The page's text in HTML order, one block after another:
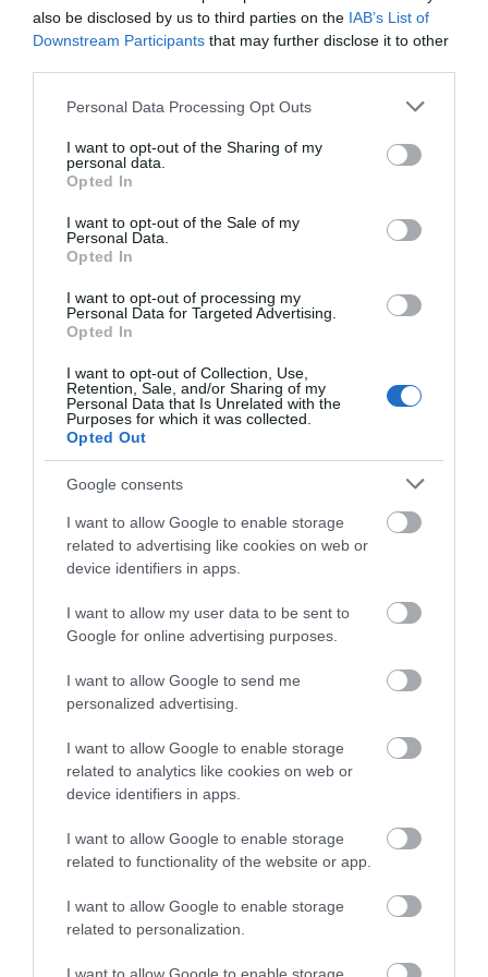
also be disclosed by us to third parties on the IAB’s List of
Downstream Participants that may further disclose it to other
Please note that this website/app uses one or more Google
not limited to your visit or usage behaviour. You may click to
grant or deny consent to Google and its third-party tags to
use your data for below specified purposes in below Google
consent section.
Personal Data Processing Opt Outs
I want to opt-out of the Sharing of my
personal data.
Opted In
I want to opt-out of the Sale of my
Personal Data.
Opted In
I want to opt-out of processing my
Personal Data for Targeted Advertising.
Opted In
I want to opt-out of Collection, Use,
Retention, Sale, and/or Sharing of my
Personal Data that Is Unrelated with the
Purposes for which it was collected.
Opted Out
Google consents
I want to allow Google to enable storage
related to advertising like cookies on web or
device identifiers in apps.
I want to allow my user data to be sent to
Google for online advertising purposes.
I want to allow Google to send me
personalized advertising.
I want to allow Google to enable storage
related to analytics like cookies on web or
device identifiers in apps.
I want to allow Google to enable storage
related to functionality of the website or app.
I want to allow Google to enable storage
related to personalization.
TAGS: ΑΝΤΑΜΩΜΑ ΕΙΔΗΣΕΙΣ ΕΥΒΟΙΑ
ΕΥΒΟΙΑ
ΚΑΠΠΑΔΟΚΕΣ
ΜΟΛΟΣ ΝΕΑ ΕΥΒΟΙΑ
ΡΟΗ ΕΙΔΗΣΕΩΝ
Ενισχύεται το ΕΚΑΒ Μαντουδίου
με δύο ακόμη μόνιμους διασώστες
– Νέο ασθενοφόρο στον τομέα
05.08.2026 | 22:00
Κοριτσάκι βρέθηκε μόνο στους
δρόμους – Χειροπέδες στον
25χρονο πατέρα του
05.08.2026 | 21:40
Απάτη-σοκ στην Εύβοια: «Βγάλτε
τα χρυσαφικά στο μπαλκόνι» –
Έχασε 9.500 ευρώ και κοσμήματα
κάνει τετραπλή προσπέραση
πάνω σε στροφή (βίντεο)
05.08.2026 | 21:00
Φωτιά σε λεωφορείο στην Εύβοια
05.08.2026 | 20:39
αυτοκινήτου που λίγοι οδηγοί
γνωρίζουν και είναι πολύ χρήσιμη
το καλοκαίρι
Καθαρό και άφθονο νερό σε αυτή
05.08.2026 | 20:00
ΠΕΡΙΣΣΟΤΕΡΑ ΑΠΟ ΕΙΔΗΣΕΙΣ ΕΥΒΟΙΑ